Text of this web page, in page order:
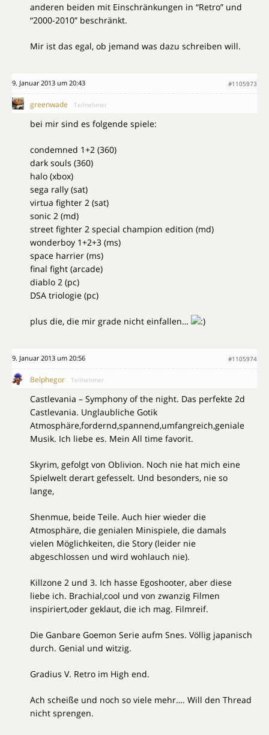
anderen beiden mit Einschränkungen in “Retro” und
“2000-2010” beschränkt.
Mir ist das egal, ob jemand was dazu schreiben will.
9. Januar 2013 um 20:43 #1105973
greenwade Teilnehmer
bei mir sind es folgende spiele:
condemned 1+2 (360)
dark souls (360)
halo (xbox)
sega rally (sat)
virtua fighter 2 (sat)
sonic 2 (md)
street fighter 2 special champion edition (md)
wonderboy 1+2+3 (ms)
space harrier (ms)
final fight (arcade)
diablo 2 (pc)
DSA triologie (pc)
plus die, die mir grade nicht einfallen…
9. Januar 2013 um 20:56 #1105974
Belphegor Teilnehmer
Castlevania – Symphony of the night. Das perfekte 2d
Castlevania. Unglaubliche Gotik
Atmosphäre,fordernd,spannend,umfangreich,geniale
Musik. Ich liebe es. Mein All time favorit.
Skyrim, gefolgt von Oblivion. Noch nie hat mich eine
Spielwelt derart gefesselt. Und besonders, nie so
lange,
Shenmue, beide Teile. Auch hier wieder die
Atmosphäre, die genialen Minispiele, die damals
vielen Möglichkeiten, die Story (leider nie
abgeschlossen und wird wohlauch nie).
Killzone 2 und 3. Ich hasse Egoshooter, aber diese
liebe ich. Brachial,cool und von zwanzig Filmen
inspiriert,oder geklaut, die ich mag. Filmreif.
Die Ganbare Goemon Serie aufm Snes. Völlig japanisch
durch. Genial und witzig.
Gradius V. Retro im High end.
Ach scheiße und noch so viele mehr…. Will den Thread
nicht sprengen.